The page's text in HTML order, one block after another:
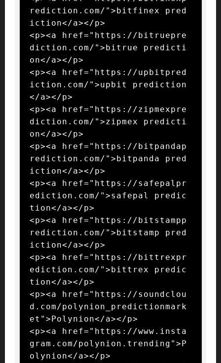
rediction.com/">bitfinex pred
iction</a></p>
<p><a href="https://bitruepre
diction.com/">bitrue predicti
on</a></p>
<p><a href="https://upbitpred
iction.com/">upbit prediction
</a></p>
<p><a href="https://zipmexpre
diction.com/">zipmex predicti
on</a></p>
<p><a href="https://bitpandap
rediction.com/">bitpanda pred
iction</a></p>
<p><a href="https://safepalpr
ediction.com/">safepal predic
tion</a></p>
<p><a href="https://bitstampp
rediction.com/">bitstamp pred
iction</a></p>
<p><a href="https://bittrexpr
ediction.com/">bittrex predic
tion</a></p>
<p><a href="https://soundclou
d.com/polynion_predictionmark
et">Polynion</a></p>
<p><a href="https://www.insta
gram.com/polynion.trending">P
olynion</a></p>